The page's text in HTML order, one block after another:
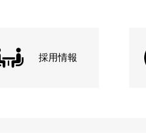
採用情報